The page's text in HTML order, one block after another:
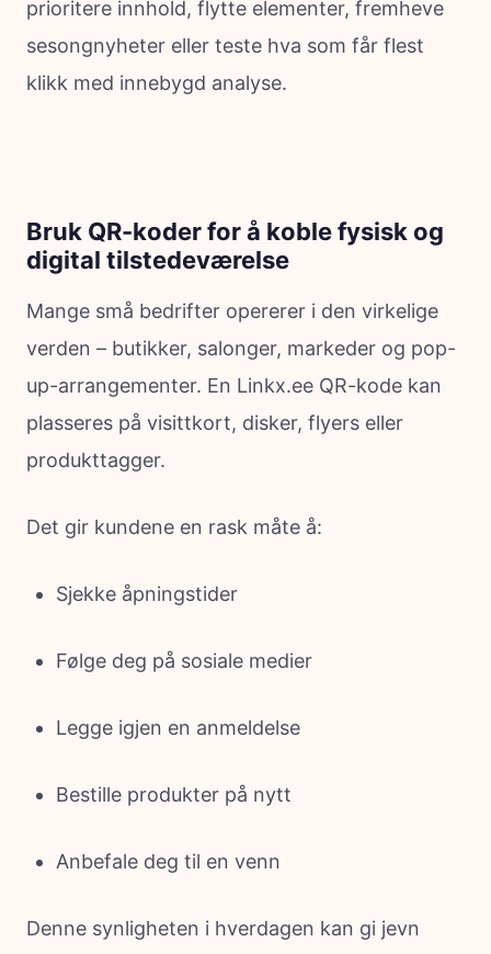
prioritere innhold, flytte elementer, fremheve
sesongnyheter eller teste hva som får flest
klikk med innebygd analyse.
Bruk QR-koder for å koble fysisk og
digital tilstedeværelse
Mange små bedrifter opererer i den virkelige
verden – butikker, salonger, markeder og pop-
up-arrangementer. En Linkx.ee QR-kode kan
plasseres på visittkort, disker, flyers eller
produkttagger.
Det gir kundene en rask måte å:
Sjekke åpningstider
Følge deg på sosiale medier
Legge igjen en anmeldelse
Bestille produkter på nytt
Anbefale deg til en venn
Denne synligheten i hverdagen kan gi jevn